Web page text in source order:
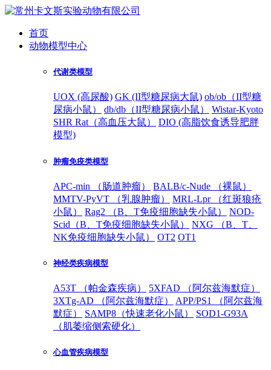
首页
动物模型中心
代谢类模型
UOX (高尿酸) GK (II型糖尿病大鼠) ob/ob（II型糖
尿病小鼠）
db/db（II型糖尿病小鼠）
Wistar-Kyoto
SHR Rat（高血压大鼠）
DIO (高脂饮食诱导肥胖
模型)
肿瘤免疫类模型
APC-min （肠道肿瘤）
BALB/c-Nude （裸鼠）
MMTV-PyVT （乳腺肿瘤）
MRL-Lpr （红斑狼疮
小鼠）
Rag2 （B、T免疫细胞缺失小鼠）
NOD-
Scid（B、T免疫细胞缺失小鼠）
NXG （B、T、
NK免疫细胞缺失小鼠）
OT2 OT1
神经类疾病模型
A53T （帕金森疾病）
5XFAD （阿尔兹海默症）
3XTg-AD （阿尔兹海默症）
APP/PS1 （阿尔兹海
默症）
SAMP8（快速老化小鼠）
SOD1-G93A
（肌萎缩侧索硬化）
心血管疾病模型